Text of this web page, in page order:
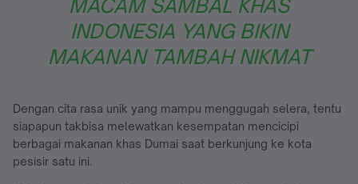
MACAM SAMBAL KHAS
INDONESIA YANG BIKIN
MAKANAN TAMBAH NIKMAT
Dengan cita rasa unik yang mampu menggugah selera, tentu
siapapun takbisa melewatkan kesempatan mencicipi
berbagai makanan khas Dumai saat berkunjung ke kota
pesisir satu ini.